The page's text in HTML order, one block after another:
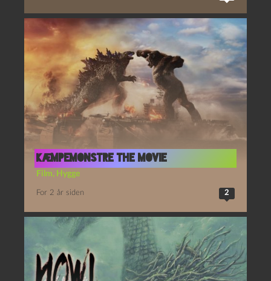
Kæmpemonstre The Movie
Film, Hygge
For 2 år siden 2